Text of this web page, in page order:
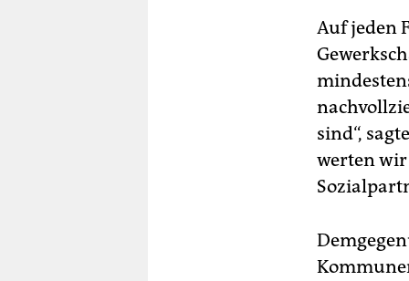
Auf jeden
sind“,
werten